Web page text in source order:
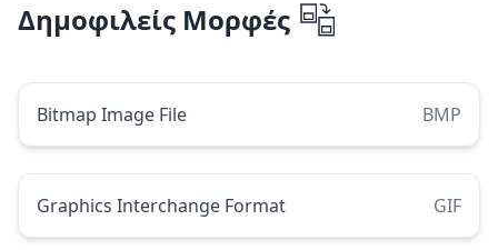
Δημοφιλείς Μορφές
Bitmap Image File BMP
Graphics Interchange Format GIF